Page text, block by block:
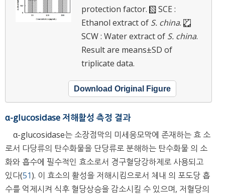
protection factor.
SCE :
Ethanol extract of S. china.
SCW : Water extract of S. china.
Result are means±SD of
triplicate data.
Download Original Figure
α-glucosidase 저해활성 측정 결과
α-glucosidase는 소장점막의 미세응모막에 존재하는 효 소
로서 다당류의 탄수화물을 단당류로 분해하는 탄수화물 의 소
화와 흡수에 필수적인 효소로서 경구혈당강하제로 사용되고
있다(51). 이 효소의 활성을 저해시킴으로서 체내 의 포도당 흡
수를 억제시켜 식후 혈당상승을 감소시킬 수 있으며, 저혈당의